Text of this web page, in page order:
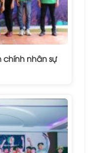
chính nhân sự